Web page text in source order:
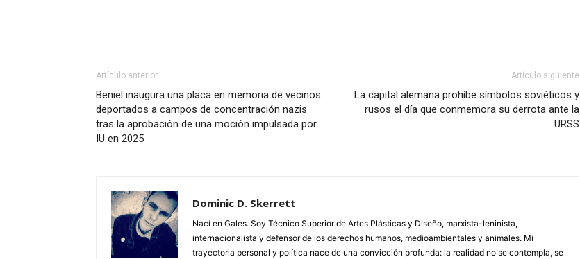
Artículo anterior
Beniel inaugura una placa en memoria de vecinos
deportados a campos de concentración nazis
tras la aprobación de una moción impulsada por
IU en 2025
Artículo siguiente
La capital alemana prohíbe símbolos soviéticos y
rusos el día que conmemora su derrota ante la
URSS
Dominic D. Skerrett
Nací en Gales. Soy Técnico Superior de Artes Plásticas y Diseño, marxista-leninista,
internacionalista y defensor de los derechos humanos, medioambientales y animales. Mi
trayectoria personal y política nace de una convicción profunda: la realidad no se contempla, se